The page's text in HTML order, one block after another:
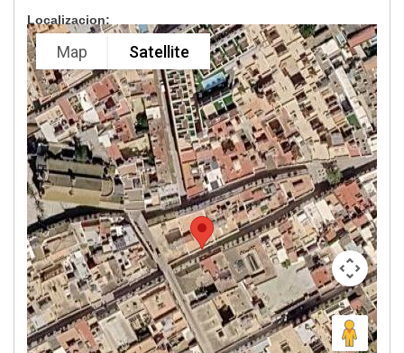
Localizacion:
Map Satellite